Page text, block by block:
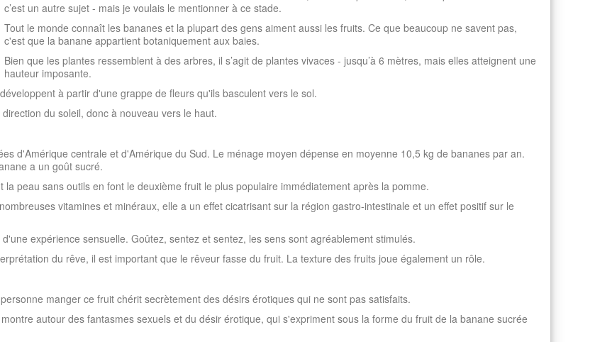
c’est un autre sujet - mais je voulais le mentionner à ce stade.
Tout le monde connaît les bananes et la plupart des gens aiment aussi les fruits. Ce que beaucoup ne savent pas,
c'est que la banane appartient botaniquement aux baies.
Bien que les plantes ressemblent à des arbres, il s’agit de plantes vivaces - jusqu’à 6 mètres, mais elles atteignent une
hauteur imposante.
à partir d'une grappe de fleurs qu'ils basculent vers le sol.
du soleil, donc à nouveau vers le haut.
d'Amérique centrale et d'Amérique du Sud. Le ménage moyen dépense en moyenne 10,5 kg de bananes par an.
a un goût sucré.
peau sans outils en font le deuxième fruit le plus populaire immédiatement après la pomme.
vitamines et minéraux, elle a un effet cicatrisant sur la région gastro-intestinale et un effet positif sur le
expérience sensuelle. Goûtez, sentez et sentez, les sens sont agréablement stimulés.
du rêve, il est important que le rêveur fasse du fruit. La texture des fruits joue également un rôle.
manger ce fruit chérit secrètement des désirs érotiques qui ne sont pas satisfaits.
autour des fantasmes sexuels et du désir érotique, qui s'expriment sous la forme du fruit de la banane sucrée